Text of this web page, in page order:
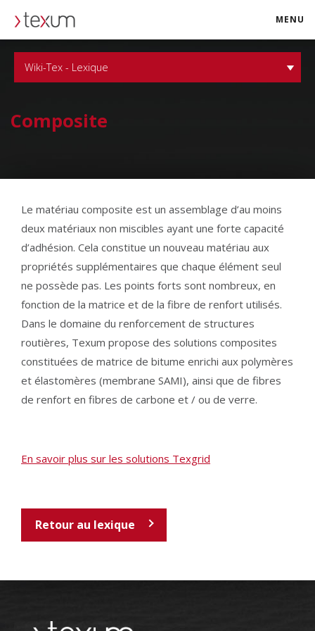
MENU
Wiki-Tex - Lexique
Composite
Le matériau composite est un assemblage d’au moins
deux matériaux non miscibles ayant une forte capacité
d’adhésion. Cela constitue un nouveau matériau aux
propriétés supplémentaires que chaque élément seul
ne possède pas. Les points forts sont nombreux, en
fonction de la matrice et de la fibre de renfort utilisés.
Dans le domaine du renforcement de structures
routières, Texum propose des solutions composites
constituées de matrice de bitume enrichi aux polymères
et élastomères (membrane SAMI), ainsi que de fibres
de renfort en fibres de carbone et / ou de verre.
En savoir plus sur les solutions Texgrid
Retour au lexique